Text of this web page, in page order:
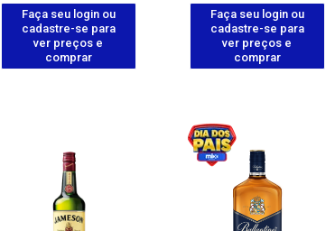
Faça seu login ou
cadastre-se para
ver preços e
comprar
Faça seu login ou
cadastre-se para
ver preços e
comprar